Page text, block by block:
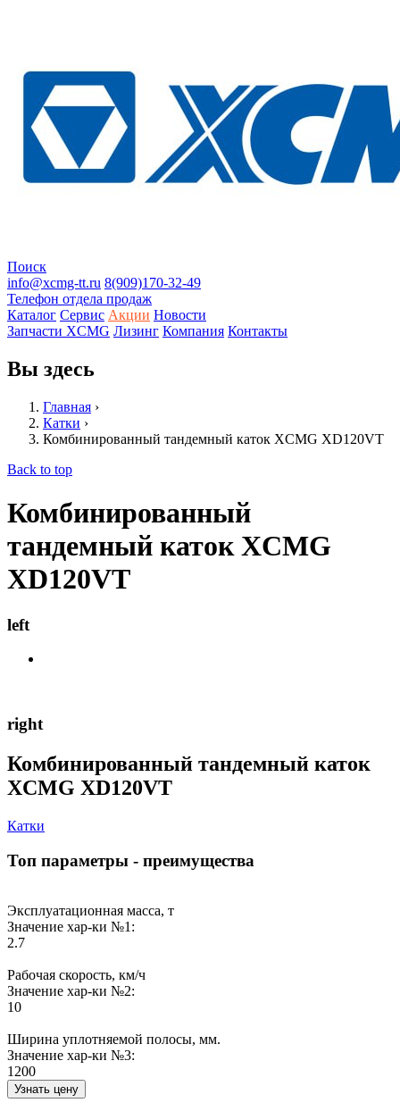
Поиск
info@xcmg-tt.ru 8(909)170-32-49
Телефон отдела продаж
Каталог Сервис Акции Новости
Запчасти XCMG Лизинг Компания Контакты
Вы здесь
Главная ›
Катки ›
Комбинированный тандемный каток XCMG XD120VT
Back to top
Комбинированный
тандемный каток XCMG
XD120VT
left
right
Комбинированный тандемный каток
XCMG XD120VT
Катки
Топ параметры - преимущества
Эксплуатационная масса, т
Значение хар-ки №1:
2.7
Рабочая скорость, км/ч
Значение хар-ки №2:
10
Ширина уплотняемой полосы, мм.
Значение хар-ки №3:
1200
Узнать цену